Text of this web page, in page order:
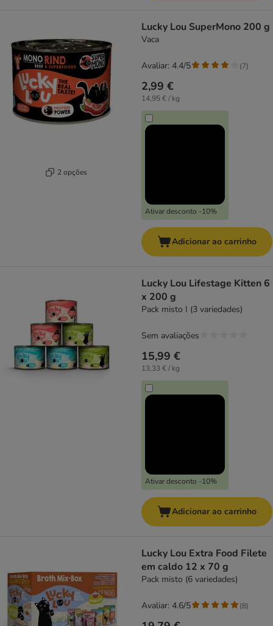
2 opções
Lucky Lou SuperMono 200 g
Vaca
2,99 €
14,95 € / kg
Ativar desconto -10%
Avaliar: 4.4/5 (7)
Adicionar ao carrinho
Lucky Lou Lifestage Kitten 6
x 200 g
Pack misto I (3 variedades)
15,99 €
13,33 € / kg
Ativar desconto -10%
Sem avaliações
Adicionar ao carrinho
Lucky Lou Extra Food Filete
em caldo 12 x 70 g
Pack misto (6 variedades)
Avaliar: 4.6/5 (8)